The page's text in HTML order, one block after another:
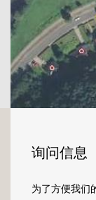
询问信息
为了方便我们